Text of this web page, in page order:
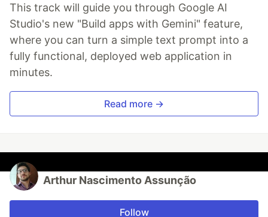
This track will guide you through Google AI
Studio's new "Build apps with Gemini" feature,
where you can turn a simple text prompt into a
fully functional, deployed web application in
minutes.
Read more →
Arthur Nascimento Assunção
Follow